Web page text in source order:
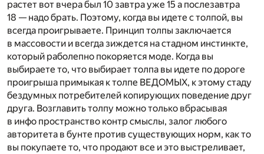
растет вот вчера был 10 завтра уже 15 а послезавтра
18 — надо брать. Поэтому, когда вы идете с толпой, вы
всегда проигрываете. Принцип толпы заключается
в массовости и всегда зиждется на стадном инстинкте,
который раболепно покоряется моде. Когда вы
выбираете то, что выбирает толпа вы идете по дороге
проигрыша примыкая к толпе ВЕДОМЫХ, к этому стаду
бездумных потребителей копирующих поведение друг
друга. Возглавить толпу можно только вбрасывая
в инфо пространство контр смыслы, залог любого
авторитета в бунте против существующих норм, как то
вы покупаете то, что продают все и это выстреливает,